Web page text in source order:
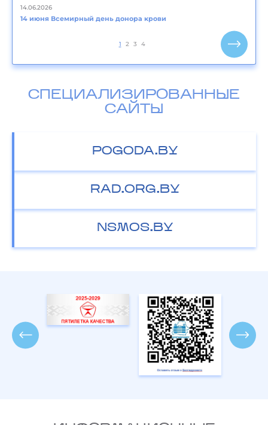
14.06.2026
14 июня Всемирный день донора крови
1 2 3 4
СПЕЦИАЛИЗИРОВАННЫЕ
САЙТЫ
POGODA.BY
RAD.ORG.BY
NSMOS.BY